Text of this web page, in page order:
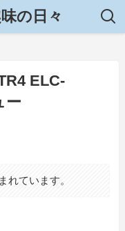
の日々
ELC-
ー
れています。